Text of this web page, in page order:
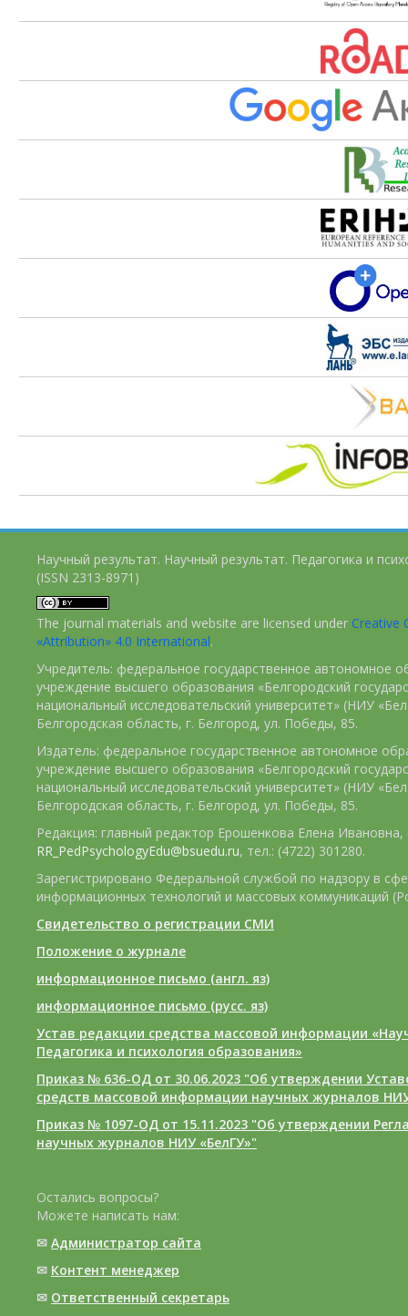
Научный результат. Научный результат. Педагогика и
(ISSN 2313-8971)
The journal materials and website are licensed under Creative
«Attribution» 4.0 International.
Учредитель: федеральное государственное автономное
учреждение высшего образования «Белгородский
национальный исследовательский университет» (НИУ
Белгородская область, г. Белгород, ул. Победы, 85.
Издатель: федеральное государственное автономное
учреждение высшего образования «Белгородский
национальный исследовательский университет» (НИУ
Белгородская область, г. Белгород, ул. Победы, 85.
Редакция: главный редактор Ерошенкова Елена Ивановна,
RR_PedPsychologyEdu@bsuedu.ru, тел.: (4722) 301280.
Зарегистрировано Федеральной службой по надзору в
информационных технологий и массовых коммуникаций
Свидетельство о регистрации СМИ
Положение о журнале
информационное письмо (англ. яз)
информационное письмо (русс. яз)
Устав редакции средства массовой информации
Педагогика и психология образования»
Приказ № 636-ОД от 30.06.2023 "Об утверждении
средств массовой информации научных журналов
Приказ № 1097-ОД от 15.11.2023 "Об утверждении
научных журналов НИУ «БелГУ»"
Остались вопросы?
Можете написать нам:
✉ Администратор сайта
✉ Контент менеджер
✉ Ответственный cекретарь